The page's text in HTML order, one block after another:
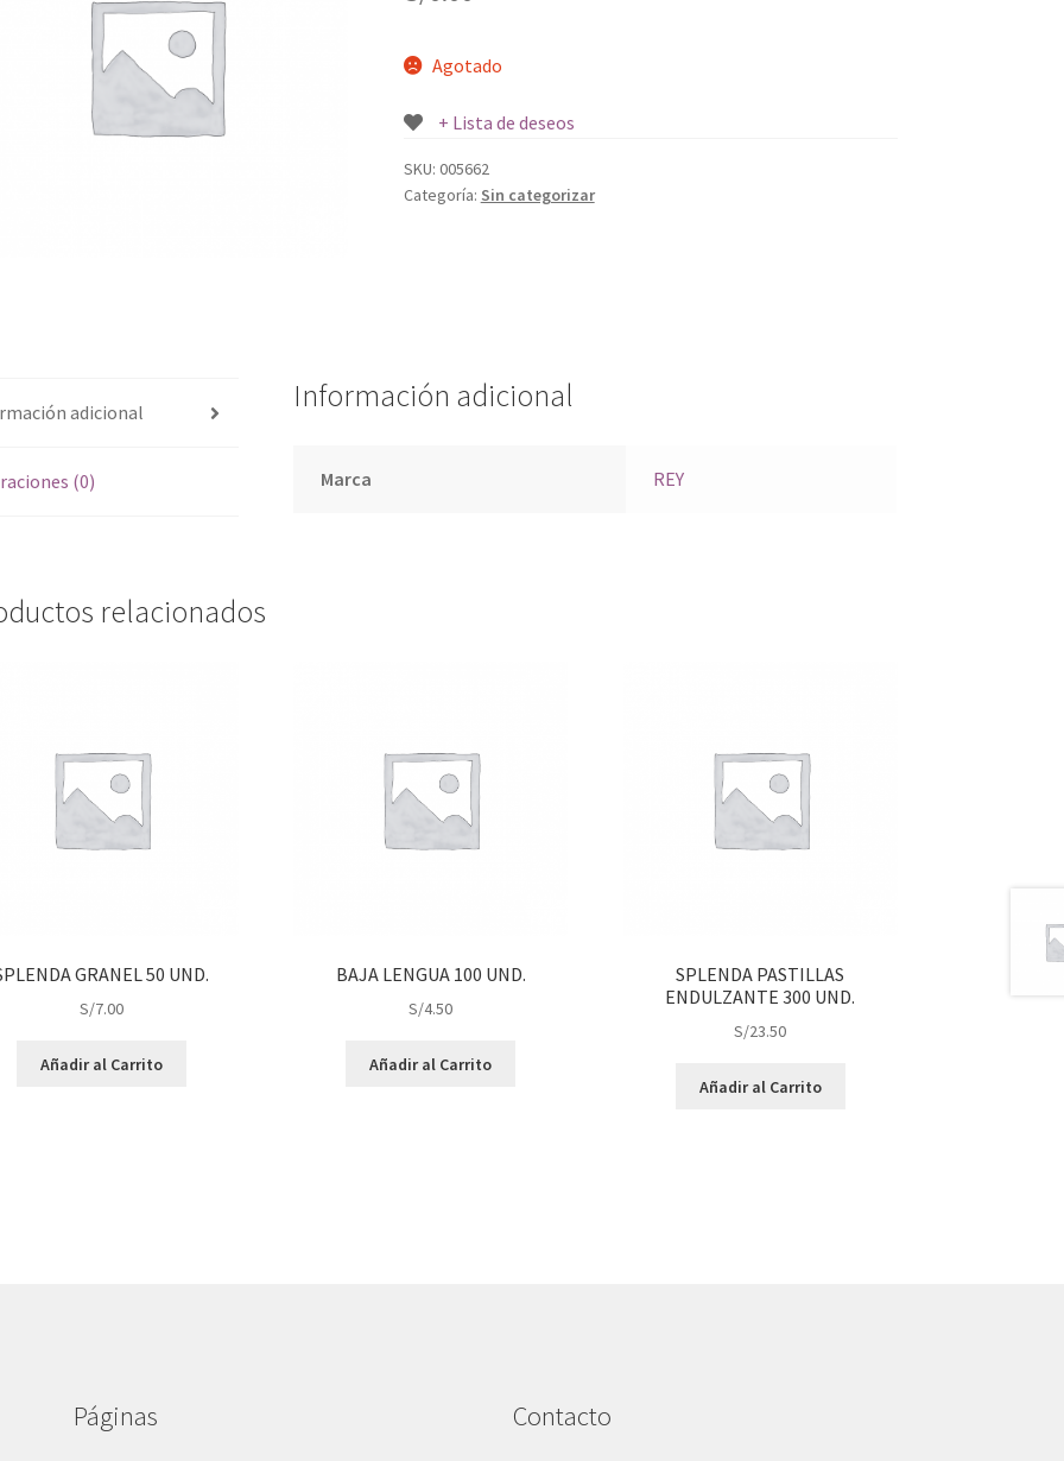
Agotado
+ Lista de deseos
SKU: 005662
Categoría: Sin categorizar
adicional
(0)
Información adicional
Marca REY
relacionados
GRANEL 50 UND.
S/7.00
Añadir al Carrito
BAJA LENGUA 100 UND.
S/4.50
Añadir al Carrito
SPLENDA PASTILLAS
ENDULZANTE 300 UND.
S/23.50
Añadir al Carrito
Páginas Contacto